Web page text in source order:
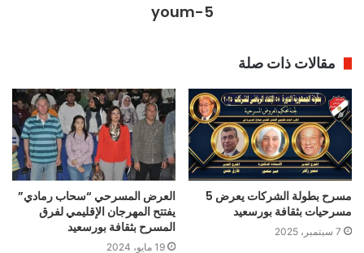
youm-5
مقالات ذات صلة
مسرح بطولة الشركات يعرض 5
مسرحيات بثقافة بورسعيد
7 سبتمبر، 2025
العرض المسرحي “سحاب رمادي”
يفتتح المهرجان الإقليمي لفرق
المسرح بثقافة بورسعيد
19 مايو، 2024